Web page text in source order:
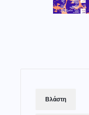
Βλάστη